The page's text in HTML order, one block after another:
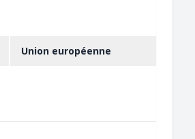
Union européenne